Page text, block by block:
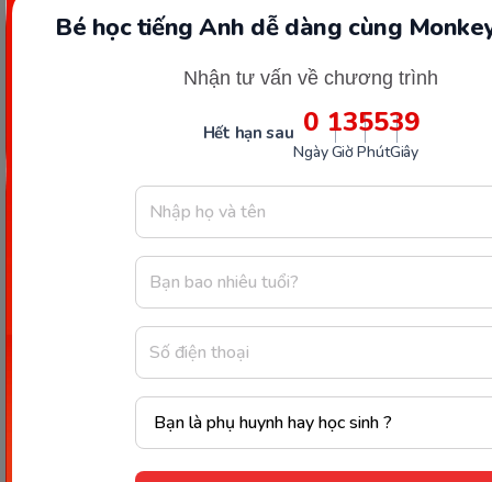
Bé học tiếng Anh dễ dàng cùng
Nhận tư vấn về chương trình
Hết hạn sau 0
Ngày
13
Giờ
55
Phút
37
Giây
Ưu điểm:
Ứng dụng công nghệ AI nhận diện phát âm
chuẩn Anh – Mỹ, khắc phục quá trình luyện
nói của bé hiệu quả.
nhân vật hoạt hình sống động để con dễ tiếp
thu và ghi nhớ.
Luôn được làm bài kiểm tra sau mỗi buổi học
để đánh giá năng lực học tập.
Khi học cùng Kyna English sẽ thường chứa
các đoạn quảng cáo, cũng như cần có internet để
Chi phí học trên app cho gói 1 năm từ